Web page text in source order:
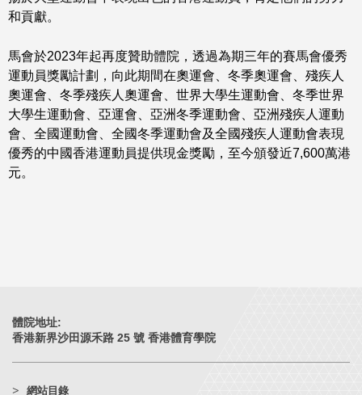
和貢獻。
馬會於2023年起再度贊助體院，透過為期三年的賽馬會優秀
運動員獎勵計劃，向此期間在奧運會、冬季奧運會、殘疾人
奧運會、冬季殘疾人奧運會、世界大學生運動會、冬季世界
大學生運動會、亞運會、亞洲冬季運動會、亞洲殘疾人運動
會、全國運動會、全國冬季運動會及全國殘疾人運動會表現
優秀的中國香港運動員提供現金獎勵，至今頒發近7,600萬港
元。
體院地址:
香港新界沙田源禾路 25 號 香港體育學院
網站目錄